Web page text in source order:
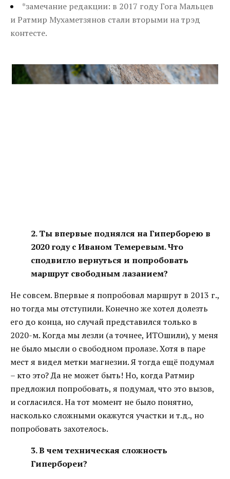
*замечание редакции: в 2017 году Гога Мальцев
и Ратмир Мухаметзянов стали вторыми на трэд
контесте.
2. Ты впервые поднялся на Гиперборею в
2020 году с Иваном Темеревым. Что
сподвигло вернуться и попробовать
маршрут свободным лазанием?
Не совсем. Впервые я попробовал маршрут в 2013 г.,
но тогда мы отступили. Конечно же хотел долезть
его до конца, но случай представился только в
2020-м. Когда мы лезли (а точнее, ИТОшили), у меня
не было мысли о свободном пролазе. Хотя в паре
мест я видел метки магнезии. Я тогда ещё подумал
– кто это? Да не может быть! Но, когда Ратмир
предложил попробовать, я подумал, что это вызов,
и согласился. На тот момент не было понятно,
насколько сложными окажутся участки и т.д., но
попробовать захотелось.
3. В чем техническая сложность
Гипербореи?